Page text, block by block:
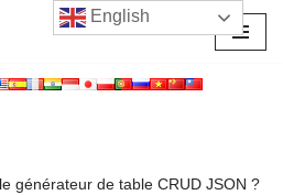
générateur de table CRUD JSON ?
English